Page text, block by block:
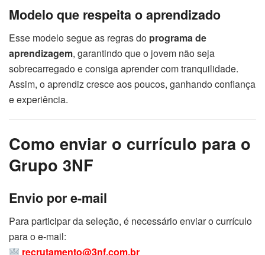
Modelo que respeita o aprendizado
Esse modelo segue as regras do programa de
aprendizagem, garantindo que o jovem não seja
sobrecarregado e consiga aprender com tranquilidade.
Assim, o aprendiz cresce aos poucos, ganhando confiança
e experiência.
Como enviar o currículo para o
Grupo 3NF
Envio por e-mail
Para participar da seleção, é necessário enviar o currículo
para o e-mail:
recrutamento@3nf.com.br